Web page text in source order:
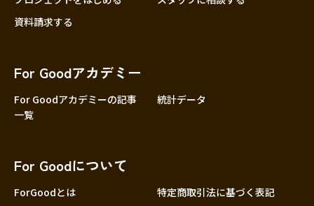
資料請求する
For Goodアカデミー
For Goodアカデミーの記事
一覧
統計データ
For Goodについて
ForGoodとは
特定商取引法に基づく表記